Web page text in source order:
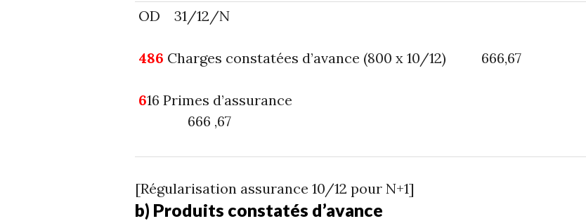
OD 31/12/N
486 Charges constatées d’avance (800 x 10/12) 666,67
616 Primes d’assurance
666 ,67
[Régularisation assurance 10/12 pour N+1]
b) Produits constatés d’avance